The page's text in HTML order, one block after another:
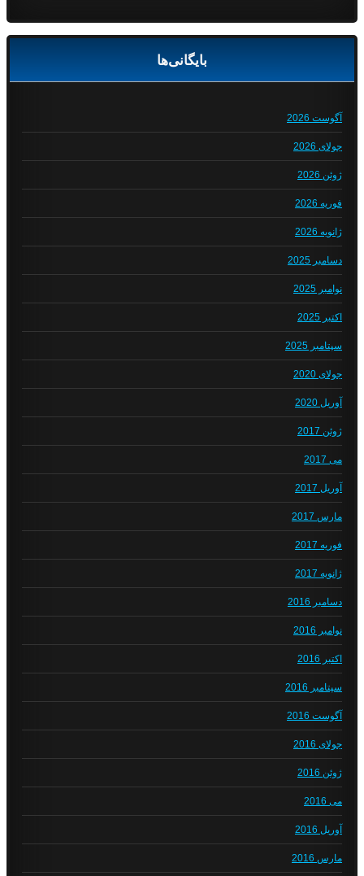
بایگانی‌ها
آگوست 2026
جولای 2026
ژوئن 2026
فوریه 2026
ژانویه 2026
دسامبر 2025
نوامبر 2025
اکتبر 2025
سپتامبر 2025
جولای 2020
آوریل 2020
ژوئن 2017
می 2017
آوریل 2017
مارس 2017
فوریه 2017
ژانویه 2017
دسامبر 2016
نوامبر 2016
اکتبر 2016
سپتامبر 2016
آگوست 2016
جولای 2016
ژوئن 2016
می 2016
آوریل 2016
مارس 2016